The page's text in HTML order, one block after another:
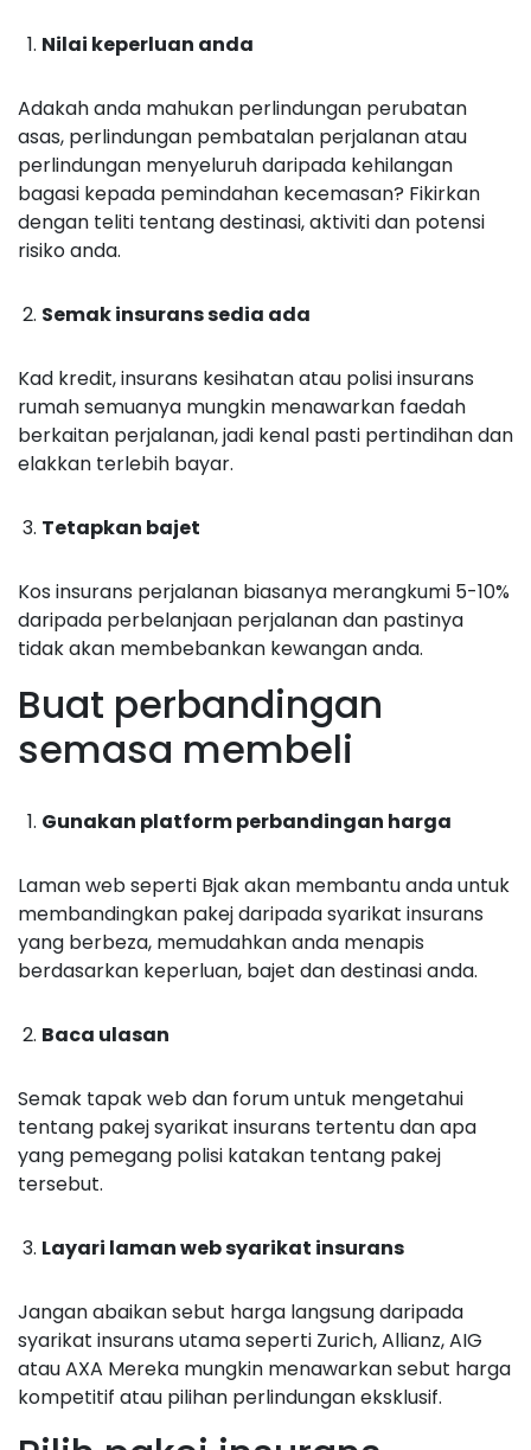
Nilai keperluan anda
Adakah anda mahukan perlindungan perubatan
asas, perlindungan pembatalan perjalanan atau
perlindungan menyeluruh daripada kehilangan
bagasi kepada pemindahan kecemasan? Fikirkan
dengan teliti tentang destinasi, aktiviti dan potensi
risiko anda.
Semak insurans sedia ada
Kad kredit, insurans kesihatan atau polisi insurans
rumah semuanya mungkin menawarkan faedah
berkaitan perjalanan, jadi kenal pasti pertindihan dan
elakkan terlebih bayar.
Tetapkan bajet
Kos insurans perjalanan biasanya merangkumi 5-10%
daripada perbelanjaan perjalanan dan pastinya
tidak akan membebankan kewangan anda.
Buat perbandingan
semasa membeli
Gunakan platform perbandingan harga
Laman web seperti Bjak akan membantu anda untuk
membandingkan pakej daripada syarikat insurans
yang berbeza, memudahkan anda menapis
berdasarkan keperluan, bajet dan destinasi anda.
Baca ulasan
Semak tapak web dan forum untuk mengetahui
tentang pakej syarikat insurans tertentu dan apa
yang pemegang polisi katakan tentang pakej
tersebut.
Layari laman web syarikat insurans
Jangan abaikan sebut harga langsung daripada
syarikat insurans utama seperti Zurich, Allianz, AIG
atau AXA Mereka mungkin menawarkan sebut harga
kompetitif atau pilihan perlindungan eksklusif.